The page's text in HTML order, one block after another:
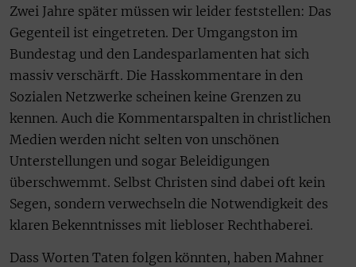
Zwei Jahre später müssen wir leider feststellen: Das
Gegenteil ist eingetreten. Der Umgangston im
Bundestag und den Landesparlamenten hat sich
massiv verschärft. Die Hasskommentare in den
Sozialen Netzwerke scheinen keine Grenzen zu
kennen. Auch die Kommentarspalten in christlichen
Medien werden nicht selten von unschönen
Unterstellungen und sogar Beleidigungen
überschwemmt. Selbst Christen sind dabei oft kein
Segen, sondern verwechseln die Notwendigkeit des
klaren Bekenntnisses mit liebloser Rechthaberei.
Dass Worten Taten folgen könnten, haben Mahner